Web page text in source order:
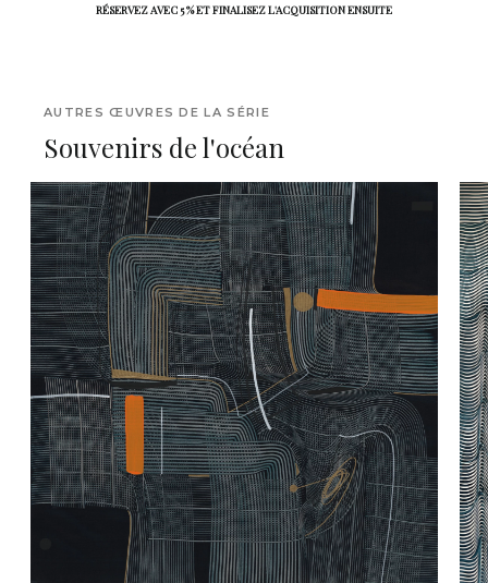
RÉSERVEZ AVEC 5 % ET FINALISEZ L'ACQUISITION ENSUITE
AUTRES ŒUVRES DE LA SÉRIE
Souvenirs de l'océan